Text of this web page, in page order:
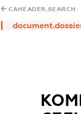
CAHEADER.SEARCH